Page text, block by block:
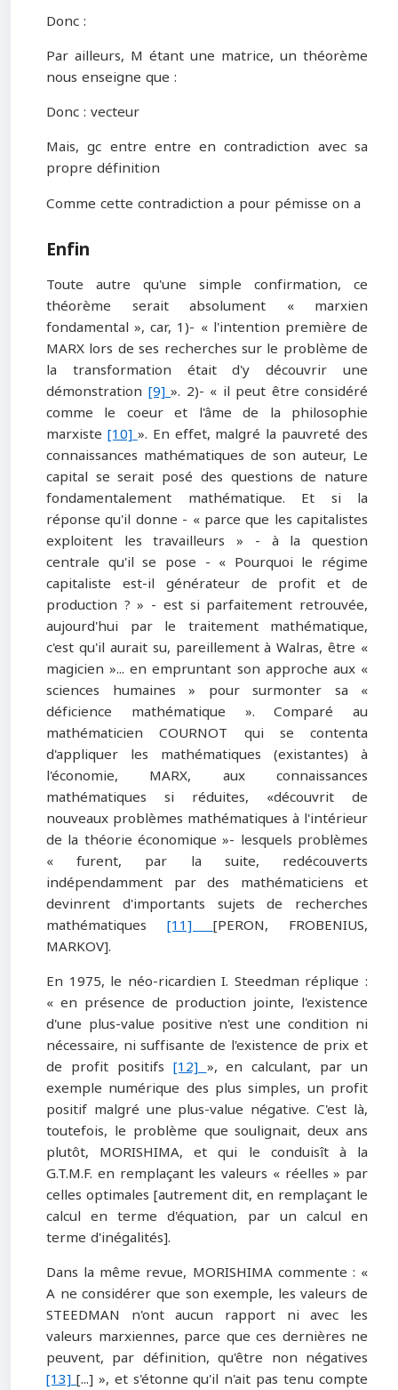
Donc :
Par ailleurs, M étant une matrice, un théorème
nous enseigne que :
Donc : vecteur
Mais, gc entre entre en contradiction avec sa
propre définition
Comme cette contradiction a pour pémisse on a
Enfin
Toute autre qu'une simple confirmation, ce
théorème serait absolument « marxien
fondamental », car, 1)- « l'intention première de
MARX lors de ses recherches sur le problème de
la transformation était d'y découvrir une
démonstration [9]». 2)- « il peut être considéré
comme le coeur et l'âme de la philosophie
marxiste[10]». En effet, malgré la pauvreté des
connaissances mathématiques de son auteur, Le
capital se serait posé des questions de nature
fondamentalement mathématique. Et si la
réponse qu'il donne - « parce que les capitalistes
exploitent les travailleurs » - à la question
centrale qu'il se pose - « Pourquoi le régime
capitaliste est-il générateur de profit et de
production ? » - est si parfaitement retrouvée,
aujourd'hui par le traitement mathématique,
c'est qu'il aurait su, pareillement à Walras, être «
magicien »... en empruntant son approche aux «
sciences humaines » pour surmonter sa «
déficience mathématique ». Comparé au
mathématicien COURNOT qui se contenta
d'appliquer les mathématiques (existantes) à
l'économie, MARX, aux connaissances
mathématiques si réduites, «découvrit de
nouveaux problèmes mathématiques à l'intérieur
de la théorie économique »- lesquels problèmes
« furent, par la suite, redécouverts
indépendamment par des mathématiciens et
devinrent d'importants sujets de recherches
mathématiques[11][PERON, FROBENIUS,
MARKOV].
En 1975, le néo-ricardien I. Steedman réplique :
« en présence de production jointe, l'existence
d'une plus-value positive n'est une condition ni
nécessaire, ni suffisante de l'existence de prix et
de profit positifs [12]», en calculant, par un
exemple numérique des plus simples, un profit
positif malgré une plus-value négative. C'est là,
toutefois, le problème que soulignait, deux ans
plutôt, MORISHIMA, et qui le conduisît à la
G.T.M.F. en remplaçant les valeurs « réelles » par
celles optimales [autrement dit, en remplaçant le
calcul en terme d'équation, par un calcul en
terme d'inégalités].
Dans la même revue, MORISHIMA commente : «
A ne considérer que son exemple, les valeurs de
STEEDMAN n'ont aucun rapport ni avec les
valeurs marxiennes, parce que ces dernières ne
peuvent, par définition, qu'être non négatives
[13][...] », et s'étonne qu'il n'ait pas tenu compte